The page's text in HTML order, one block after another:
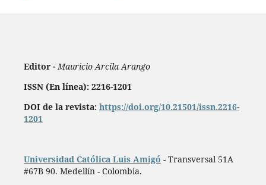
Editor -Mauricio Arcila Arango
ISSN (En línea): 2216-1201
DOI de la revista: https://doi.org/10.21501/issn.2216-
1201
Universidad Católica Luis Amigó - Transversal 51A
#67B 90. Medellín - Colombia.